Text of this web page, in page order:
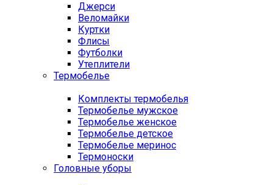
Джерси
Веломайки
Куртки
Флисы
Футболки
Утеплители
Термобелье
Комплекты термобелья
Термобелье мужское
Термобелье женское
Термобелье детское
Термобелье меринос
Термоноски
Головные уборы